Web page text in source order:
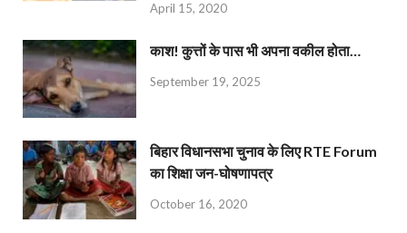
April 15, 2020
काश! कुत्तों के पास भी अपना वकील होता…
September 19, 2025
बिहार विधानसभा चुनाव के लिए RTE Forum
का शिक्षा जन-घोषणापत्र
October 16, 2020